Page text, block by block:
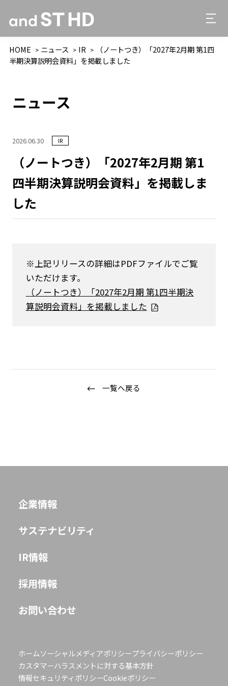
サステナビリティ
HOME ニュース IR
（ノートつき）「2027年2月期 第1四
半期決算説明会資料」を掲載しました
ニュース
2026.06.30 IR
（ノートつき）「2027年2月期 第1
四半期決算説明会資料」を掲載しま
した
※上記リリースの詳細はPDFファイルでご覧
いただけます。
（ノートつき）「2027年2月期 第1四半期決
算説明会資料」を掲載しました
一覧へ戻る
企業情報
サステナビリティ
IR情報
採用情報
お問い合わせ
ホームソーシャルメディアポリシープライバシーポリシー
カスタマーハラスメントに対する基本方針
情報セキュリティポリシーCookieポリシー